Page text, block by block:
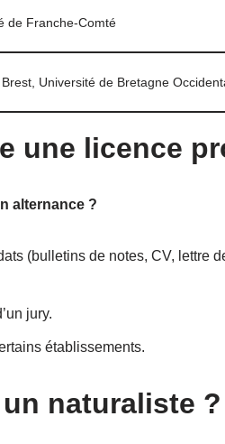
de Franche-Comté
Université de Bretagne
une licence
alternance ?
(bulletins de notes, CV, lettre
jury.
établissements.
naturaliste ?